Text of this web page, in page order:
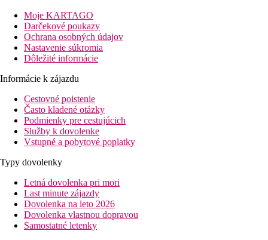
70 km
Vzdialenosť od najbližšieho letiska
0 m
Nákupy
0 m
Vzdialenosť k pláži
Pláž
Ležadlá a slnečníky pri bazéne zadarmo
Hotel priamo pri pláži
Plážová dovolenka
bazény
Ležadlá a slnečníky pri bazéne zadarmo
Detský bazén
Bar pri bazéne
Moje KARTAGO
Darčekové poukazy
Ochrana osobných údajov
Nastavenie súkromia
Dôležité informácie
Informácie k zájazdu
Cestovné poistenie
Často kladené otázky
Podmienky pre cestujúcich
Služby k dovolenke
Vstupné a pobytové poplatky
Typy dovolenky
Letná dovolenka pri mori
Last minute zájazdy
Dovolenka na leto 2026
Dovolenka vlastnou dopravou
Samostatné letenky